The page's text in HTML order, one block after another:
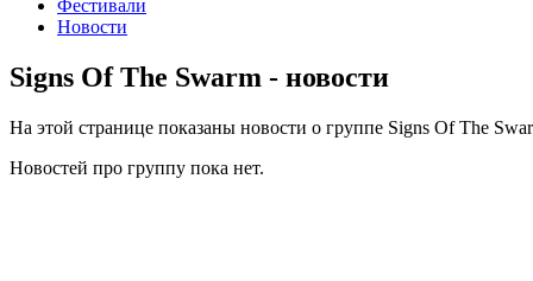
Фестивали
Новости
Signs Of The Swarm - новости
На этой странице показаны новости о группе Signs Of The
Новостей про группу пока нет.